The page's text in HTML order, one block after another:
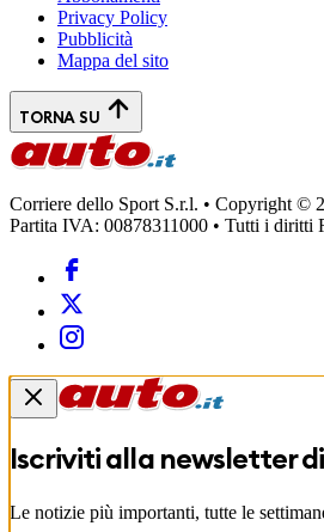
Privacy Policy
Pubblicità
Mappa del sito
TORNA SU
Corriere dello Sport S.r.l. • Copyright ©
Partita IVA: 00878311000 • Tutti i diritti
Iscriviti alla newsletter
Le notizie più importanti, tutte le